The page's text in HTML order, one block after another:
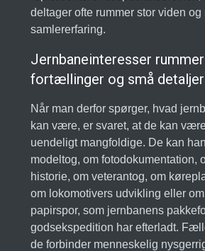
deltager ofte rummer stor viden og
samlererfaring.
Jernbaneinteresser
fortællinger og små detaljer
Når man derfor spørger, hvad
kan være, er svaret, at de kan
uendeligt mangfoldige. De kan
modeltog, om fotodokumentation,
historie, om veterantog, om
om lokomotivers udvikling eller
papirspor, som jernbanens
godsekspedition har efterladt.
de forbinder menneskelig